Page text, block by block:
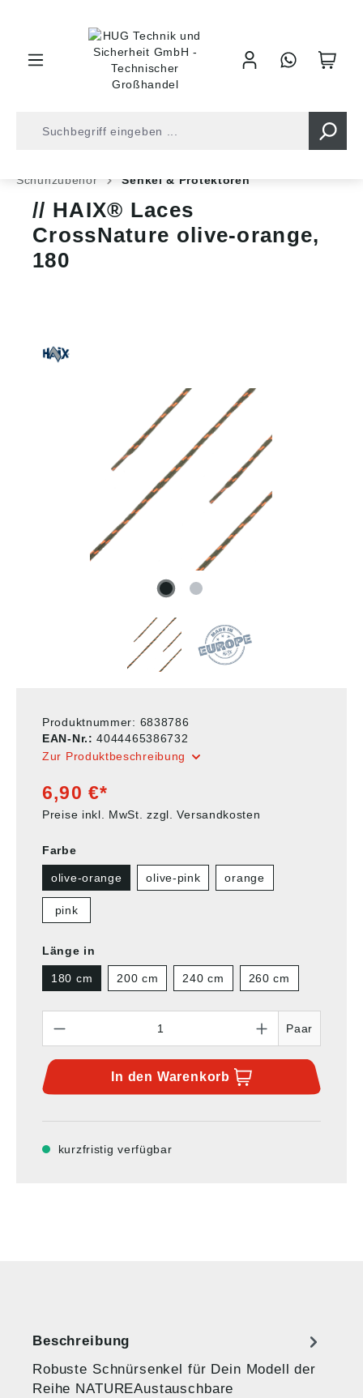
Schuhzubehör
Senkel & Protektoren
HAIX® Laces
CrossNature olive-orange,
180
Produktnummer: 6838786
EAN-Nr.:4044465386732
Zur Produktbeschreibung
6,90 €*
Preise inkl. MwSt. zzgl. Versandkosten
Farbe
olive-orange olive-pink orange
pink
Länge in
180 cm 200 cm 240 cm 260 cm
Paar
In den Warenkorb
kurzfristig verfügbar
Beschreibung
Robuste Schnürsenkel für Dein Modell der
Reihe NATUREAustauschbare